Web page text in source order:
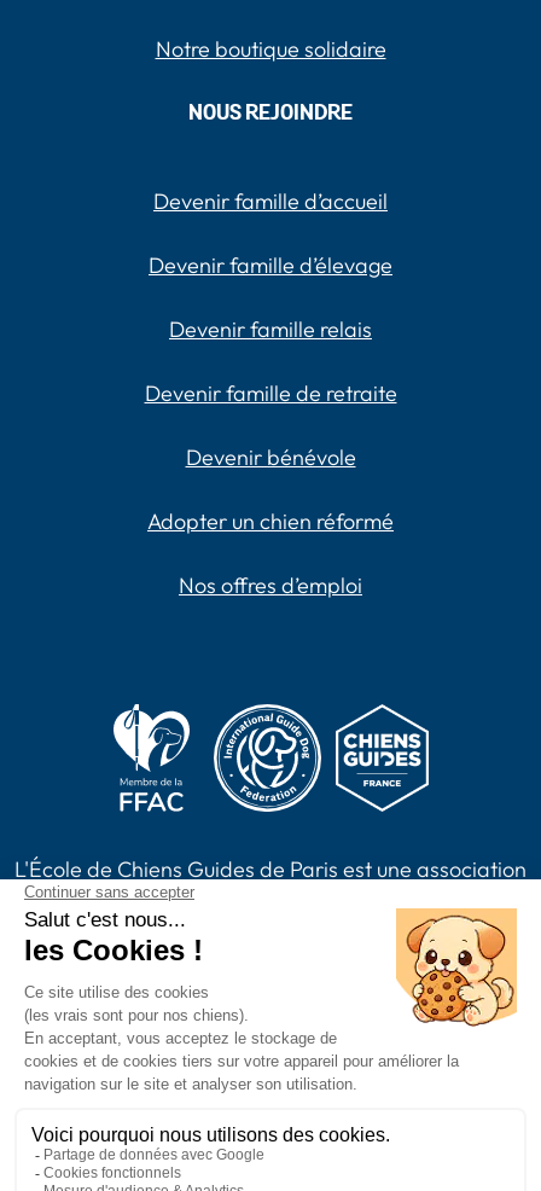
Notre boutique solidaire
NOUS REJOINDRE
Devenir famille d’accueil
Devenir famille d’élevage
Devenir famille relais
Devenir famille de retraite
Devenir bénévole
Adopter un chien réformé
Nos offres d’emploi
L'École de Chiens Guides de Paris est une association
loi 1901, reconnue d'intérêt général habilitée à
recevoir des dons, legs, assurances vie et à émettre
des reçus fiscaux. L'association est membre de Chiens
Guides France.
Politique de confidentialité|CGV|